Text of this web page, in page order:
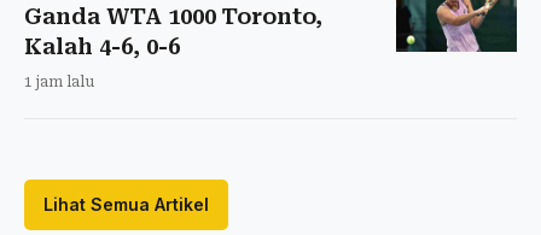
Ganda WTA 1000 Toronto,
Kalah 4-6, 0-6
1 jam lalu
Lihat Semua Artikel